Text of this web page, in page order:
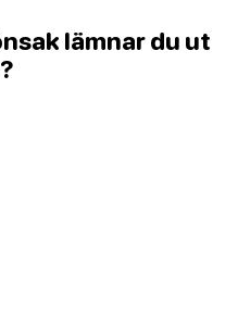
lämnar du ut